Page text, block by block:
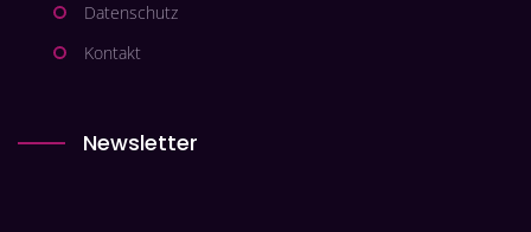
Datenschutz
Kontakt
Newsletter